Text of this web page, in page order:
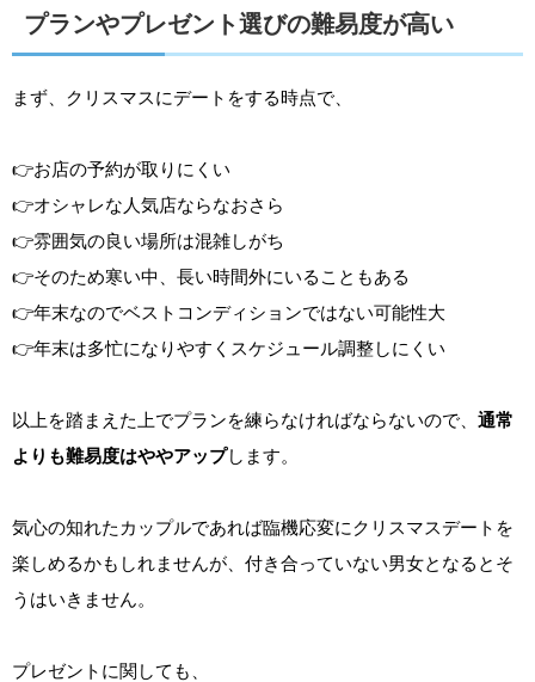
プランやプレゼント選びの難易度が高い
まず、クリスマスにデートをする時点で、
👉お店の予約が取りにくい
👉オシャレな人気店ならなおさら
👉雰囲気の良い場所は混雑しがち
👉そのため寒い中、長い時間外にいることもある
👉年末なのでベストコンディションではない可能性大
👉年末は多忙になりやすくスケジュール調整しにくい
以上を踏まえた上でプランを練らなければならないので、 通常
よりも難易度はややアップします。
気心の知れたカップルであれば臨機応変にクリスマスデートを
楽しめるかもしれませんが、付き合っていない男女となるとそ
うはいきません。
プレゼントに関しても、